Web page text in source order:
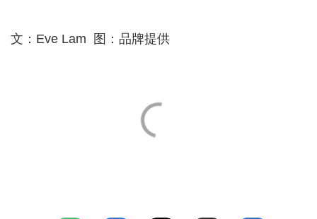
文：Eve Lam 图：品牌提供